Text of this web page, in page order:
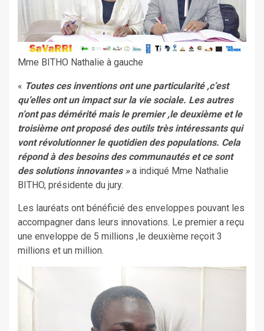
Mme BITHO Nathalie à gauche
« Toutes ces inventions ont une particularité ,c’est
qu’elles ont un impact sur la vie sociale. Les autres
n’ont pas démérité mais le premier ,le deuxième et le
troisième ont proposé des outils très intéressants qui
vont révolutionner le quotidien des populations. Cela
répond à des besoins des communautés et ce sont
des solutions innovantes »a indiqué Mme Nathalie
BITHO, présidente du jury.
Les lauréats ont bénéficié des enveloppes pouvant les
accompagner dans leurs innovations. Le premier a reçu
une enveloppe de 5 millions ,le deuxième reçoit 3
millions et un million.